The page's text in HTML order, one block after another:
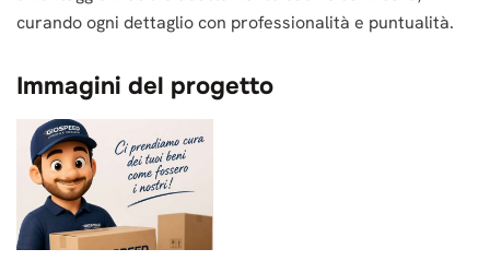
curando ogni dettaglio con professionalità e puntualità.
Immagini del progetto